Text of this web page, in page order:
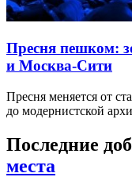
Пресня пешком:
и Москва-Сити
Пресня меняется от
до модернистской
Последние
места